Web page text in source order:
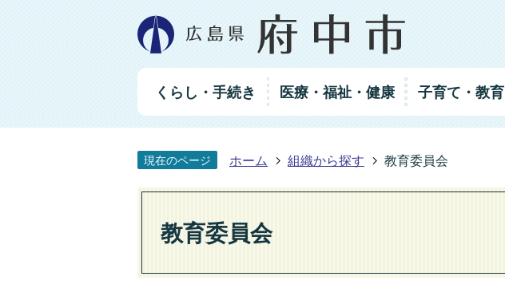
グ
ー
バ
ナ
ン
くらし・手続き 医療・福祉・健康 子育て・教育
現在のページ ホーム 組織から探す 教育委員会
教育委員会